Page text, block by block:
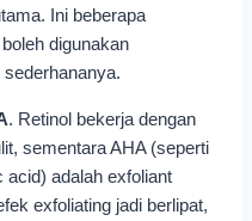
Ini beberapa
digunakan
. Retinol bekerja dengan
sementara AHA (seperti
adalah exfoliant
exfoliating jadi berlipat,